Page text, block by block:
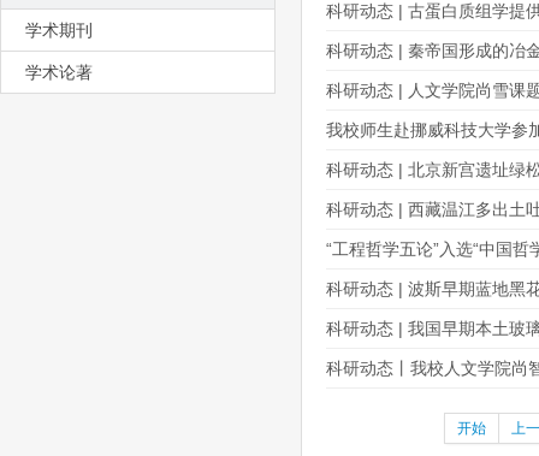
学术期刊
学术论著
科研动态 | 古蛋白质组学提
科研动态 | 秦帝国形成的冶
科研动态 | 人文学院尚雪课
我校师生赴挪威科技大学参
科研动态 | 北京新宫遗址绿
科研动态 | 西藏温江多出土
“工程哲学五论”入选“中国
科研动态 | 波斯早期蓝地黑
科研动态 | 我国早期本土玻
科研动态丨我校人文学院尚
开始 上